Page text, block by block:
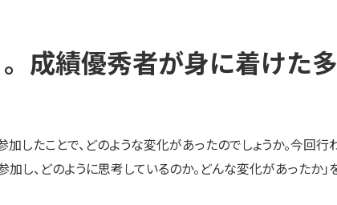
成績優秀者が身に着けた
ことで、どのような変化があったのでしょうか。今回行わ
どのように思考しているのか。どんな変化があったか」